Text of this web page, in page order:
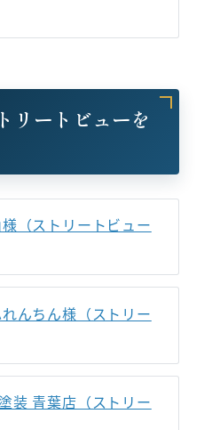
リートビューを
（ストリートビュー
んちん様（ストリー
装 青葉店（ストリー